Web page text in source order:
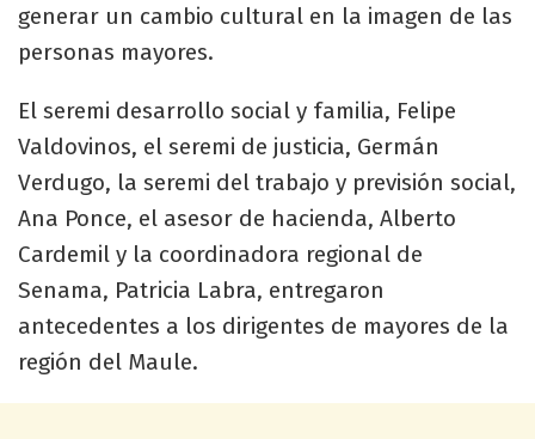
generar un cambio cultural en la imagen de las
personas mayores.
El seremi desarrollo social y familia, Felipe
Valdovinos, el seremi de justicia, Germán
Verdugo, la seremi del trabajo y previsión social,
Ana Ponce, el asesor de hacienda, Alberto
Cardemil y la coordinadora regional de
Senama, Patricia Labra, entregaron
antecedentes a los dirigentes de mayores de la
región del Maule.